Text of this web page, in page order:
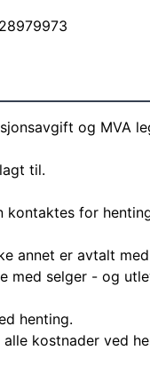
og MVA
til.
for
annet er avtalt
med selger - og
henting.
kostnader ved